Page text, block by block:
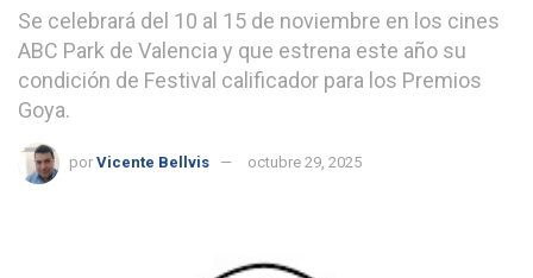
Se celebrará del 10 al 15 de noviembre en los cines
ABC Park de Valencia y que estrena este año su
condición de Festival calificador para los Premios
Goya.
por Vicente Bellvis octubre 29, 2025